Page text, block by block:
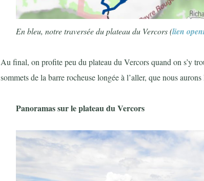
En bleu, notre traversée du plateau du Vercors (lien
Au final, on profite peu du plateau du Vercors quand on s’y
sommets de la barre rocheuse longée à l’aller, que nous
Panoramas sur le plateau du Vercors